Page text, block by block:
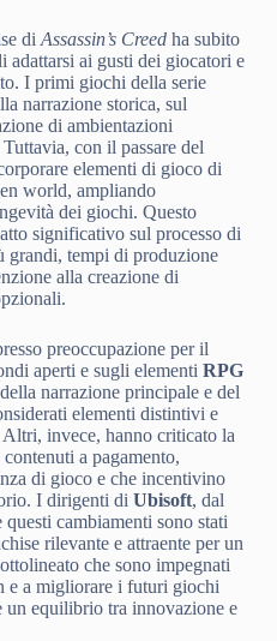
di Assassin’s Creedha subito
adattarsi ai gusti dei giocatori e
I primi giochi della serie
narrazione storica, sul
di ambientazioni
con il passare del
elementi di gioco di
world, ampliando
dei giochi. Questo
significativo sul processo di
grandi, tempi di produzione
alla creazione di
preoccupazione per il
aperti e sugli elementi RPG
narrazione principale e del
elementi distintivi e
invece, hanno criticato la
a pagamento,
di gioco e che incentivino
I dirigenti di Ubisoft, dal
cambiamenti sono stati
rilevante e attraente per un
che sono impegnati
e a migliorare i futuri giochi
un equilibrio tra innovazione e